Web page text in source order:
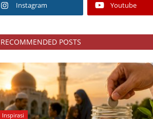
Instagram Youtube
RECOMMENDED POSTS
Inspirasi